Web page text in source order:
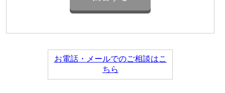
お電話・メールでのご相談はこ
ちら